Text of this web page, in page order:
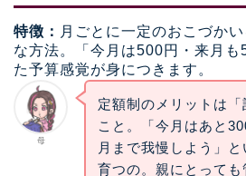
特徴： 月ごとに一定のおこづか
な方法。「今月は500円・来月も
た予算感覚が身につきます。
母
定額制のメリットは「
こと。「今月はあと
月まで我慢しよう」
育つの。親にとって